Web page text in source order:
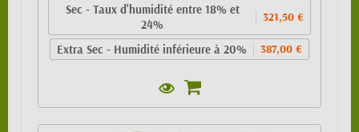
Sec - Taux d'humidité entre 18% et
24%
321,50 €
Extra Sec - Humidité inférieure à 20% 387,00 €